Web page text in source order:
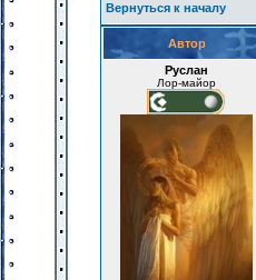
Вернуться к началу
Автор
Руслан
Лор-майор